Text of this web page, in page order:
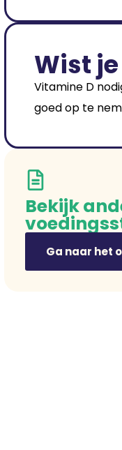
Wist
Vitamine D
goed op te
Bekijk
Ga naar het